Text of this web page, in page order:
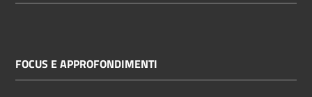
FOCUS E APPROFONDIMENTI